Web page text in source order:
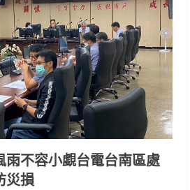
雨不容小覷台電台南區處
災損